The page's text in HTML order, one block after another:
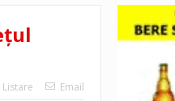
Listare Email